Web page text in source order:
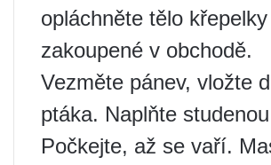
opláchněte tělo křepelky
zakoupené v obchodě.
Vezměte pánev, vložte
ptáka. Naplňte
Počkejte, až se vaří.